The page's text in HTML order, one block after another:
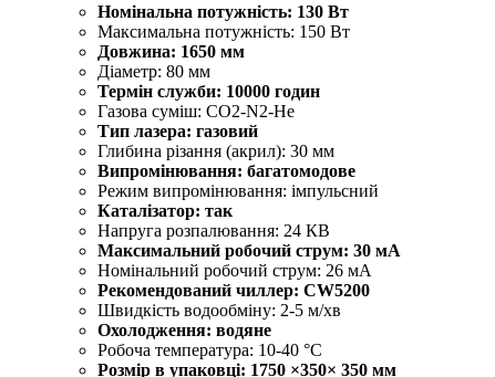
Номінальна потужність: 130 Вт
Максимальна потужність: 150 Вт
Довжина: 1650 мм
Діаметр: 80 мм
Термін служби: 10000 годин
Газова суміш: СO2-N2-He
Тип лазера: газовий
Глибина різання (акрил): 30 мм
Випромінювання: багатомодове
Режим випромінювання: імпульсний
Каталізатор: так
Напруга розпалювання: 24 КВ
Максимальний робочий струм: 30 мА
Номінальний робочий струм: 26 мА
Рекомендований чиллер: CW5200
Швидкість водообміну: 2-5 м/хв
Охолодження: водяне
Робоча температура: 10-40 °C
Розмір в упаковці: 1750 ×350× 350 мм